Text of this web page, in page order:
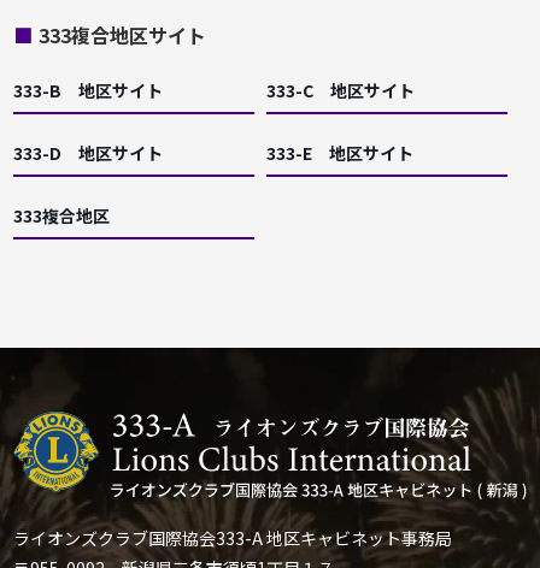
■ 333複合地区サイト
333-B 地区サイト 333-C 地区サイト
333-D 地区サイト 333-E 地区サイト
333複合地区
ライオンズクラブ国際協会333-A 地区キャビネット事務局